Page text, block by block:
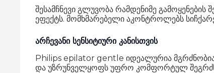
შესამჩნევი გლუვობა რამდენიმე
ეფექტს. მომხმარებელი აკონტროლებს
არჩევანი სენსიტიური კანისთვის
Philips epilator gentle იდეალურია
და უზრუნველყოფს უფრო კომფორტულ